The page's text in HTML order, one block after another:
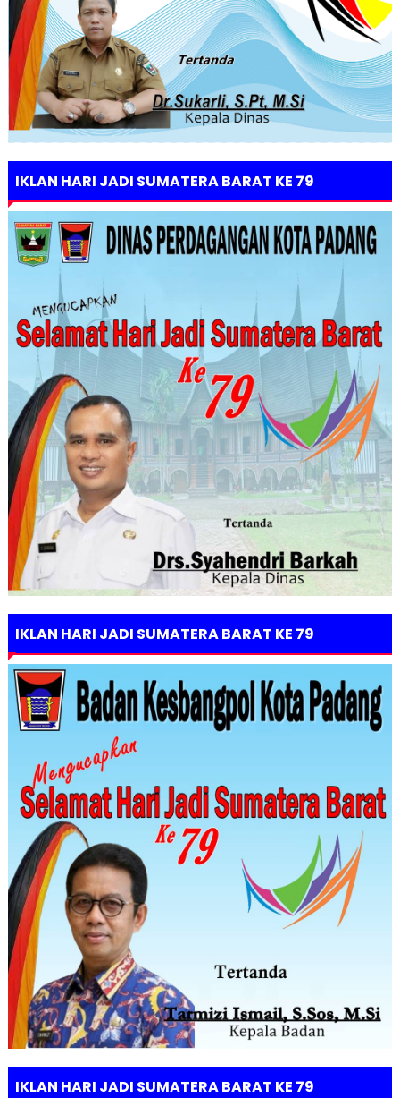
IKLAN HARI JADI SUMATERA BARAT KE 79
IKLAN HARI JADI SUMATERA BARAT KE 79
IKLAN HARI JADI SUMATERA BARAT KE 79